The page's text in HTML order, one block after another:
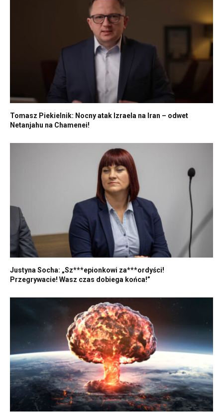
Tomasz Piekielnik: Nocny atak Izraela na Iran – odwet
Netanjahu na Chamenei!
Justyna Socha: „Sz***epionkowi za***ordyści!
Przegrywacie! Wasz czas dobiega końca!”